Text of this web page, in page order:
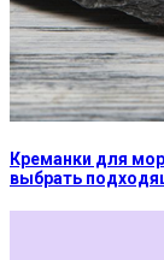
Креманки для
выбрать